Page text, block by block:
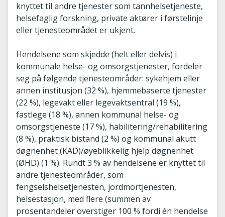
knyttet til andre tjenester som tannhelsetjeneste,
helsefaglig forskning, private aktører i førstelinje
eller tjenesteområdet er ukjent.
Hendelsene som skjedde (helt eller delvis) i
kommunale helse- og omsorgstjenester, fordeler
seg på følgende tjenesteområder: sykehjem eller
annen institusjon (32 %), hjemmebaserte tjenester
(22 %), legevakt eller legevaktsentral (19 %),
fastlege (18 %), annen kommunal helse- og
omsorgstjeneste (17 %), habilitering/rehabilitering
(8 %), praktisk bistand (2 %) og kommunal akutt
døgnenhet (KAD)/øyeblikkelig hjelp døgnenhet
(ØHD) (1 %). Rundt 3 % av hendelsene er knyttet til
andre tjenesteområder, som
fengselshelsetjenesten, jordmortjenesten,
helsestasjon, med flere (summen av
prosentandeler overstiger 100 % fordi én hendelse